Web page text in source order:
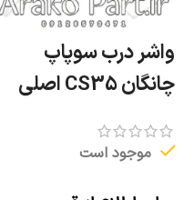
واشر درب سوپاپ
چانگان CS35 اصلی
موجود است